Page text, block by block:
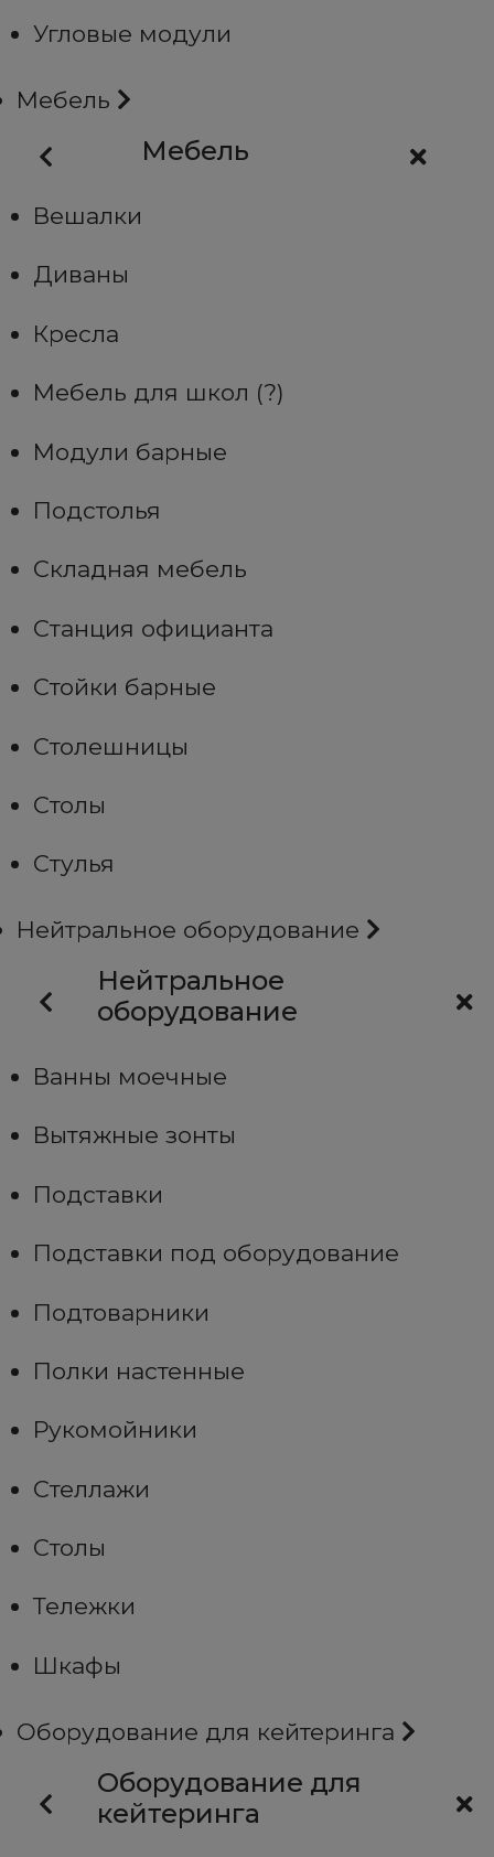
Угловые модули
Мебель
Мебель
Вешалки
Диваны
Кресла
Мебель для школ (?)
Модули барные
Подстолья
Складная мебель
Станция официанта
Стойки барные
Столешницы
Столы
Стулья
Нейтральное оборудование
Нейтральное
оборудование
Ванны моечные
Вытяжные зонты
Подставки
Подставки под оборудование
Подтоварники
Полки настенные
Рукомойники
Стеллажи
Столы
Тележки
Шкафы
Оборудование для кейтеринга
Оборудование для
кейтеринга